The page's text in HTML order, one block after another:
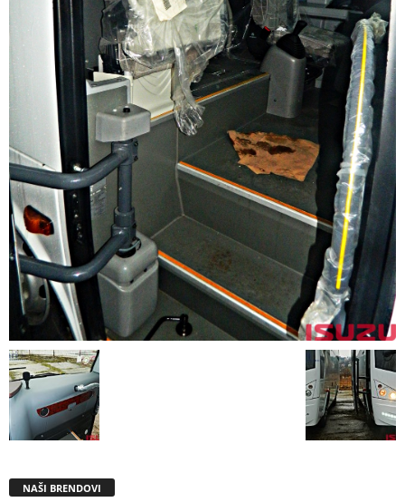
NAŠI BRENDOVI